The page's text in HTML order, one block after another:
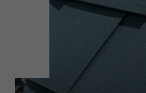
PHPSESSID
Sitzung
Cookie-
(inkl. US-Dienste)"-Cookies
gesammelt, um die